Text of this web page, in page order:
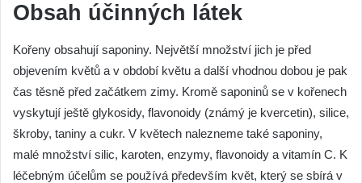
Obsah účinných látek
Kořeny obsahují saponiny. Největší množství jich je před
objevením květů a v období květu a další vhodnou dobou je pak
čas těsně před začátkem zimy. Kromě saponinů se v kořenech
vyskytují ještě glykosidy, flavonoidy (známý je kvercetin), silice,
škroby, taniny a cukr. V květech nalezneme také saponiny,
malé množství silic, karoten, enzymy, flavonoidy a vitamín C. K
léčebným účelům se používá především květ, který se sbírá v